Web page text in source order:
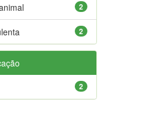
2
2
2